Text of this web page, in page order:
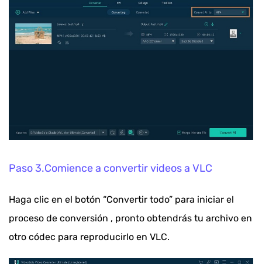
Paso 3.Comience a convertir videos a VLC
Haga clic en el botón “Convertir todo” para iniciar el
proceso de conversión , pronto obtendrás tu archivo en
otro códec para reproducirlo en VLC.